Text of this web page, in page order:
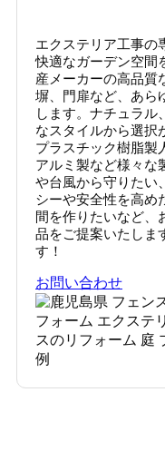
エクステリア工事の
快適なガーデン空間
産メーカーの高品質
塀、門扉など、あら
します。ナチュラル
なスタイルから選択
プラスチック樹脂製
アルミ製など様々な
や台風から守りたい
シーや安全性を高め
間を作りたいなど、
品をご提案いたしま
す！
お問い合わせ